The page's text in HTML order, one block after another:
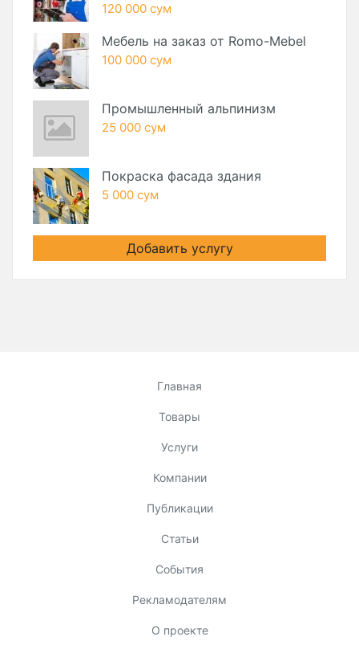
120 000 сум
Мебель на заказ от Romo-Mebel
100 000 сум
Промышленный альпинизм
25 000 сум
Покраска фасада здания
5 000 сум
Добавить услугу
Главная
Товары
Услуги
Компании
Публикации
Статьи
События
Рекламодателям
О проекте